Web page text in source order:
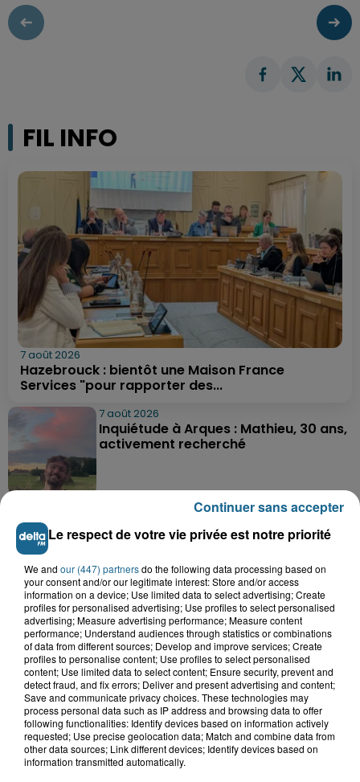
FIL INFO
7 août 2026
Hazebrouck : bientôt une Maison France
Services "pour rapporter des...
7 août 2026
Inquiétude à Arques : Mathieu, 30 ans,
activement recherché
Foot, Boulogne-sur-Mer : Grégory Thil,
un directeur sportif à...
7 août 2026
Hand : Dunkerque face à l'élite pour
préparer la saison du renouveau
7 août 2026
Incendie à La Brasserie de Saint-Omer
: 80 personnes évacuées
Le respect de votre vie privée est notre priorité
We and our (447) partnersdo the following data processing based on
your consent and/or our legitimate interest: Store and/or access
information on a device; Use limited data to select advertising; Create
profiles for personalised advertising; Use profiles to select personalised
advertising; Measure advertising performance; Measure content
performance; Understand audiences through statistics or combinations
of data from different sources; Develop and improve services; Create
profiles to personalise content; Use profiles to select personalised
content; Use limited data to select content; Ensure security, prevent and
detect fraud, and fix errors; Deliver and present advertising and content;
Save and communicate privacy choices. These technologies may
process personal data such as IP address and browsing data to offer
following functionalities: Identify devices based on information actively
requested; Use precise geolocation data; Match and combine data from
other data sources; Link different devices; Identify devices based on
information transmitted automatically.
Continuer sans accepter